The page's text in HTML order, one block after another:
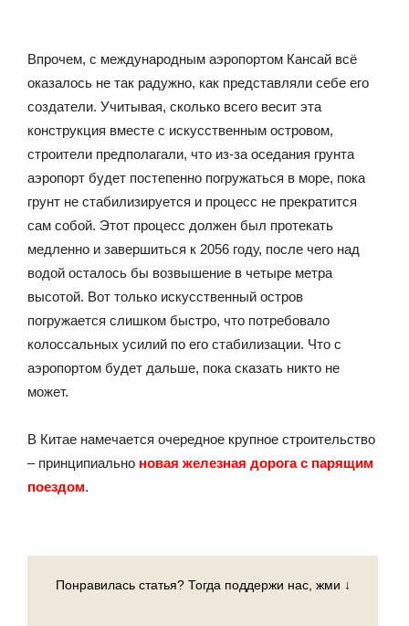
Впрочем, с международным аэропортом Кансай всё
оказалось не так радужно, как представляли себе его
создатели. Учитывая, сколько всего весит эта
конструкция вместе с искусственным островом,
строители предполагали, что из-за оседания грунта
аэропорт будет постепенно погружаться в море, пока
грунт не стабилизируется и процесс не прекратится
сам собой. Этот процесс должен был протекать
медленно и завершиться к 2056 году, после чего над
водой осталось бы возвышение в четыре метра
высотой. Вот только искусственный остров
погружается слишком быстро, что потребовало
колоссальных усилий по его стабилизации. Что с
аэропортом будет дальше, пока сказать никто не
может.
В Китае намечается очередное крупное строительство
– принципиально новая железная дорога с парящим
поездом.
Понравилась статья? Тогда поддержи нас, жми ↓